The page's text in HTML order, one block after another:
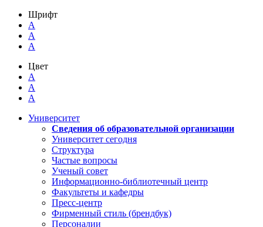
Шрифт
A
A
A
Цвет
A
A
A
Университет
Сведения об образовательной организации
Университет сегодня
Структура
Частые вопросы
Ученый совет
Информационно-библиотечный центр
Факультеты и кафедры
Пресс-центр
Фирменный стиль (брендбук)
Персоналии